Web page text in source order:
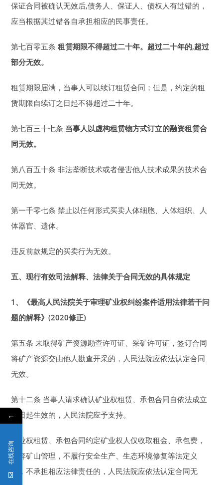
保证合同被确认无效后,债务人、保证人、债权人有过错的，
应当根据其过错各自承担相应的民事责任。
第七百零五条 租赁期限不得超过二十年。超过二十年的,超过
部分无效。
租赁期限届满，当事人可以续订租赁合同；但是，约定的租
赁期限自续订之日起不得超过二十年。
第七百三十七条 当事人以虚构租赁物方式订立的融资租赁合
同无效。
第八百五十条 非法垄断技术或者侵害他人技术成果的技术合
同无效。
第一千零七条 禁止以任何形式买卖人体细胞、人体组织、人
体器官、遗体。
违反前款规定的买卖行为无效。
五、现行有效司法解释、法律关于合同无效的具体规定
1 、《最高人民法院关于审理矿业权纠纷案件适用法律若干问
题的解释》(2020修正)
第五条 未取得矿产资源勘查许可证、采矿许可证，签订合同
将矿产资源交由他人勘查开采的，人民法院应依法认定合同
无效。
第十二条 当事人请求确认矿业权租赁、承包合同自依法成立
之日起生效的，人民法院应予支持。
矿业权租赁、承包合同约定矿业权人仅收取租金、承包费，
放弃矿山管理，不履行安全生产、生态环境修复等法定义
务，不承担相应法律责任的，人民法院应依法认定合同无
←
在线咨询